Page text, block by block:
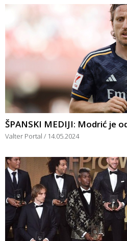
ŠPANSKI MEDIJI: Modrić je
Valter Portal 14.05.2024